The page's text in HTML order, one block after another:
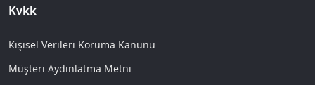
Kvkk
Kişisel Verileri Koruma Kanunu
Müşteri Aydınlatma Metni